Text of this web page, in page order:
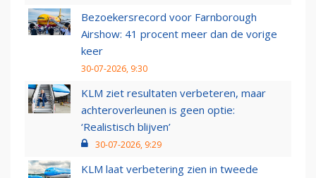
Bezoekersrecord voor Farnborough
Airshow: 41 procent meer dan de vorige
keer
30-07-2026, 9:30
KLM ziet resultaten verbeteren, maar
achteroverleunen is geen optie:
‘Realistisch blijven’
30-07-2026, 9:29
KLM laat verbetering zien in tweede